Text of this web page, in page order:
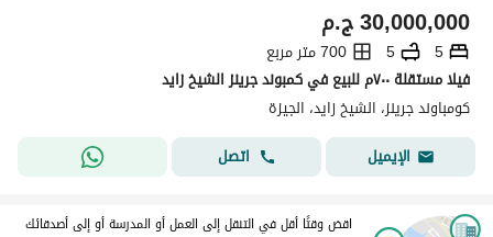
ج.م30,000,000
5
5
700 متر مربع
فيلا مستقلة ٧٠٠م للبيع في كمبوند جرينز الشيخ زايد
كومباوند جرينز، الشيخ زايد، الجيزة
الإيميل
اتصل
اقض وقتًا أقل في التنقل إلى العمل أو المدرسة أو إلى أصدقائك